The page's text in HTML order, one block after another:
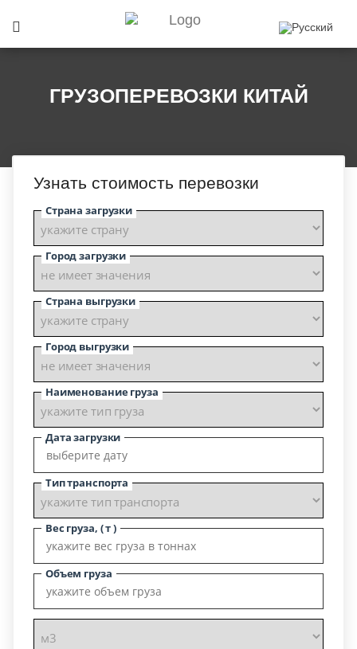
ГРУЗОПЕРЕВОЗКИ КИТАЙ
Узнать стоимость перевозки
Страна загрузки
Город загрузки
Страна выгрузки
Город выгрузки
Наименование груза
Дата загрузки
Тип транспорта
Вес груза, ( т )
Объем груза